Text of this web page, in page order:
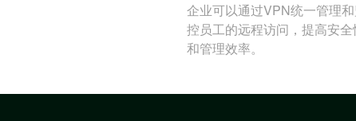
企业可以通过VPN统一管理
控员工的远程访问，提高安全
和管理效率。